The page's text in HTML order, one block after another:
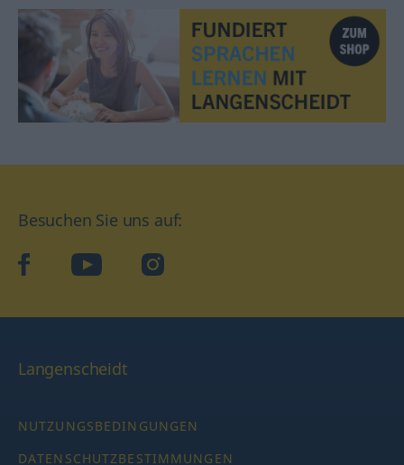
Besuchen Sie uns auf:
facebookYouTube Instagram
Langenscheidt
NUTZUNGSBEDINGUNGEN
DATENSCHUTZBESTIMMUNGEN